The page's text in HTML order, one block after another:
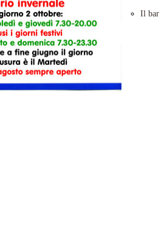
Il bar